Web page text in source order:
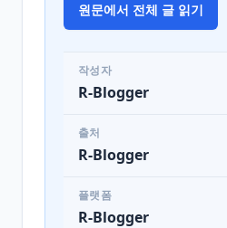
원문에서 전체 글 읽기
작성자
R-Blogger
출처
R-Blogger
플랫폼
R-Blogger